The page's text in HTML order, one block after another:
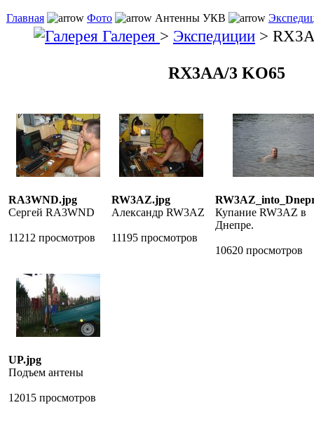
Главная Фото Антенны УКВ
Галерея > Экспедиции >
RX3AA/3 KO65
RA3WND.jpg
Сергей RA3WND
11212 просмотров
RW3AZ.jpg
Александр RW3AZ
11195 просмотров
Купание RW3AZ в
Днепре.
10620 просмотров
UP.jpg
Подъем антены
12015 просмотров